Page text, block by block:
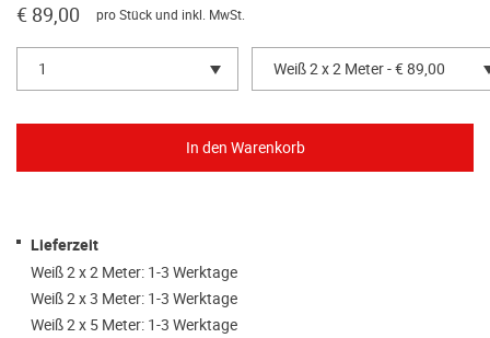
€ 89,00 pro Stück und inkl. MwSt.
1 Weiß 2 x 2 Meter - € 89,00
Lieferzeit
Weiß 2 x 2 Meter: 1-3 Werktage
Weiß 2 x 3 Meter: 1-3 Werktage
Weiß 2 x 5 Meter: 1-3 Werktage